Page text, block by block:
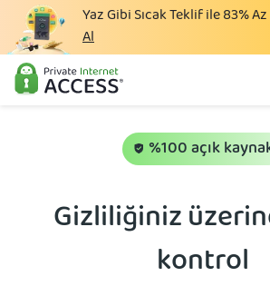
Yaz Gibi Sıcak Teklif ile83%
Al
VPN nedir
VPN İndir
%100 açık
Gizliliğiniz
kontrol